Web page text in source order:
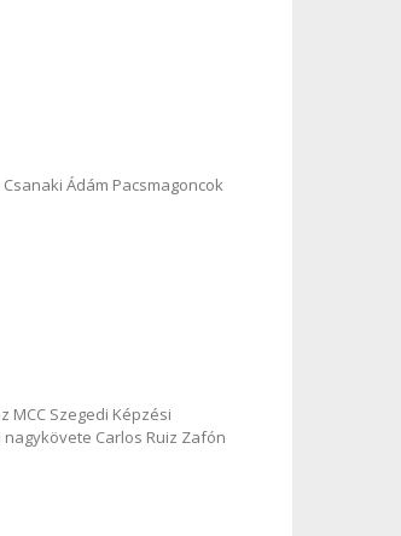
Ádám Pacsmagoncok
Szegedi Képzési
Carlos Ruiz Zafón